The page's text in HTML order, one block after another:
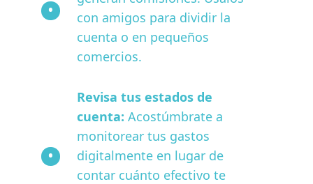
con amigos para dividir la
cuenta o en pequeños
comercios.
Revisa tus estados de
cuenta: Acostúmbrate a
monitorear tus gastos
digitalmente en lugar de
contar cuánto efectivo te